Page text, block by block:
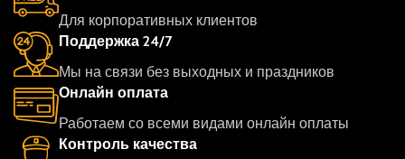
Для корпоративных клиентов
Поддержка 24/7
Мы на связи без выходных и праздников
Онлайн оплата
Работаем со всеми видами онлайн оплаты
Контроль качества